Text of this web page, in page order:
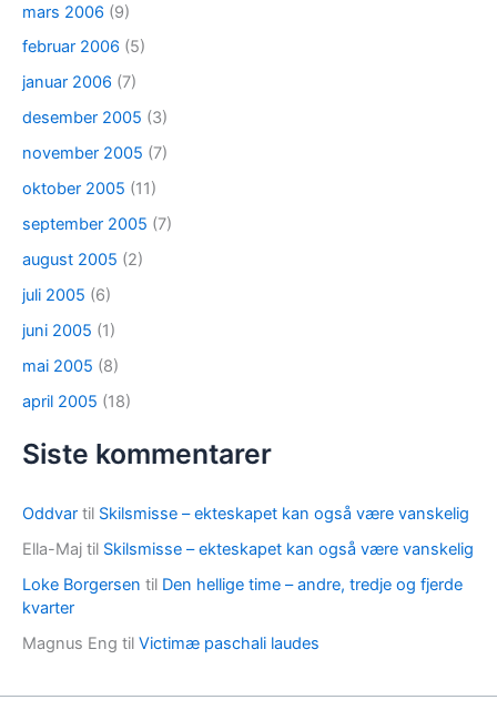
mars 2006 (9)
februar 2006 (5)
januar 2006 (7)
desember 2005 (3)
november 2005 (7)
oktober 2005 (11)
september 2005 (7)
august 2005 (2)
juli 2005 (6)
juni 2005 (1)
mai 2005 (8)
april 2005 (18)
Siste kommentarer
Oddvar til Skilsmisse – ekteskapet kan også være vanskelig
Ella-Maj til Skilsmisse – ekteskapet kan også være vanskelig
Loke Borgersen til Den hellige time – andre, tredje og fjerde
kvarter
Magnus Eng til Victimæ paschali laudes